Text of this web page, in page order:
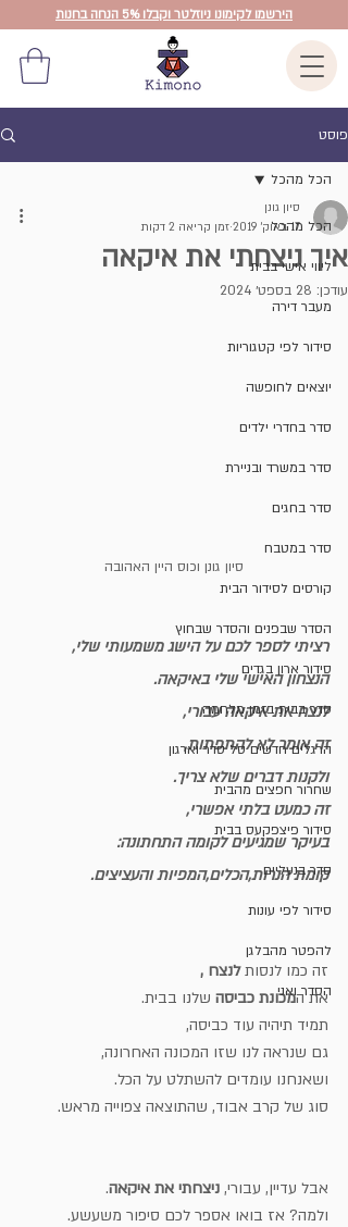
הירשמו לקימונו ניוזלטר וקבלו 5% הנחה בחנות
פוסט
הכל מהכל
ליווי אישי בבית
מעבר דירה
סידור לפי קטגוריות
יוצאים לחופשה
סדר בחדרי ילדים
סדר במשרד ובניירת
סדר בחגים
סדר במטבח
קורסים לסידור הבית
הסדר שבפנים והסדר שבחוץ
סידור ארון בגדים
סדר בבית בזמן מלחמה
הרגלים חדשים סל סדר וארגון
שחרור חפצים מהבית
סידור פיצפקעס בבית
סדר בנעליים
סידור לפי עונות
להפטר מהבלגן
הסדר ואני
הכל מהכל
איך ניצחתי את איקאה
סיון גונן
17 באוק׳ 2019
זמן קריאה 2 דקות
עודכן: 28 בספט׳ 2024
סיון גונן וכוס היין האהובה
רציתי לספר לכם על הישג משמעותי שלי,
הנצחון האישי שלי באיקאה.
לנצח את איקאה עבורי,
זה אומר לא להתפתות,
ולקנות דברים שלא צריך.
זה כמעט בלתי אפשרי,
בעיקר שמגיעים לקומה התחתונה:
קומת הנרות,הכלים,המפיות והעציצים.
זה כמו לנסות לנצח ,
את המכונת כביסה שלנו בבית.
תמיד תיהיה עוד כביסה,
גם שנראה לנו שזו המכונה האחרונה,
ושאנחנו עומדים להשתלט על הכל.
סוג של קרב אבוד, שהתוצאה צפוייה מראש.
אבל עדיין, עבורי, ניצחתי את איקאה.
ולמה? אז בואו אספר לכם סיפור משעשע.